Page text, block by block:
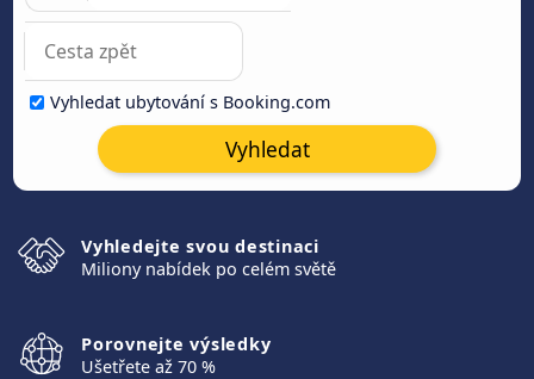
Vyhledat ubytování s Booking.com
Vyhledat
Vyhledejte svou destinaci
Miliony nabídek po celém světě
Porovnejte výsledky
Ušetřete až 70 %